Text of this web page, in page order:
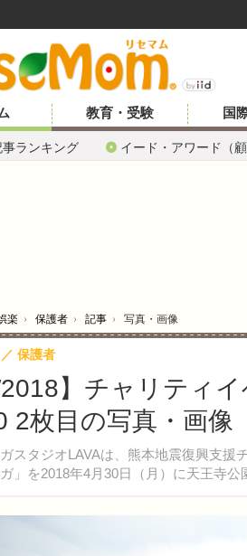
事ランキング イード・アワード（
教育・受験 国
楽 › 保護者 › 記事 › 写真・画像
】チャリティ
2枚目の写真・画像
スタジオLAVAは、熊本地震復興支援
」を2018年4月30日（月）に天王寺公
保護者